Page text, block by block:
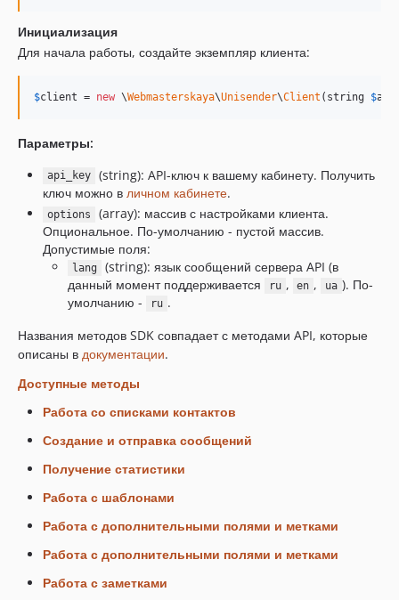
Инициализация
Для начала работы, создайте экземпляр клиента:
$client = new \Webmasterskaya\Unisender\Client (string $
Параметры:
api_key
(string): API-ключ к вашему кабинету. Получить
ключ можно в личном кабинете.
options
(array): массив с настройками клиента.
Опциональное. По-умолчанию - пустой массив.
Допустимые поля:
lang
(string): язык сообщений сервера API (в
данный момент поддерживается
ru , en , ua ). По-
умолчанию -
ru .
Названия методов SDK совпадает с методами API, которые
описаны в документации.
Доступные методы
Работа со списками контактов
Создание и отправка сообщений
Получение статистики
Работа с шаблонами
Работа с дополнительными полями и метками
Работа с дополнительными полями и метками
Работа с заметками